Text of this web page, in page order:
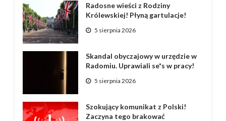
Radosne wieści z Rodziny
Królewskiej! Płyną gartulacje!
5 sierpnia 2026
Skandal obyczajowy w urzędzie w
Radomiu. Uprawiali se*s w pracy!
5 sierpnia 2026
Szokujący komunikat z Polski!
Zaczyna tego brakować